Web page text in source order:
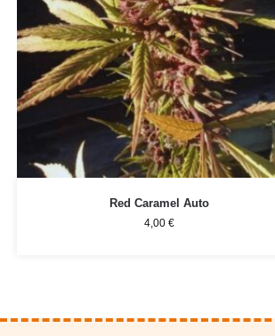
Red Caramel Auto
4,00 €